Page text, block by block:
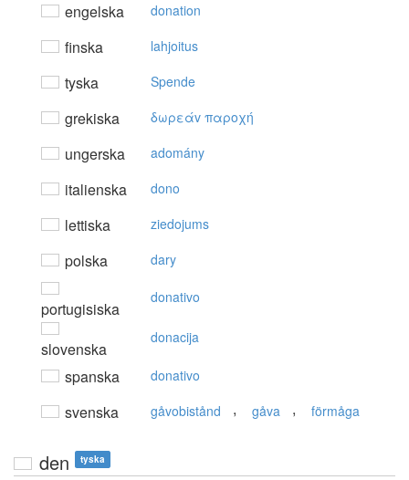
engelska donation
finska lahjoitus
tyska Spende
grekiska δωρεάv παρoχή
ungerska adomány
italienska dono
lettiska ziedojums
polska dary
portugisiska
donativo
slovenska
donacija
spanska donativo
svenska gåvobistånd , gåva , förmåga
den tyska